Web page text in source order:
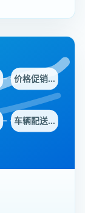
价格促销…
车辆配送…